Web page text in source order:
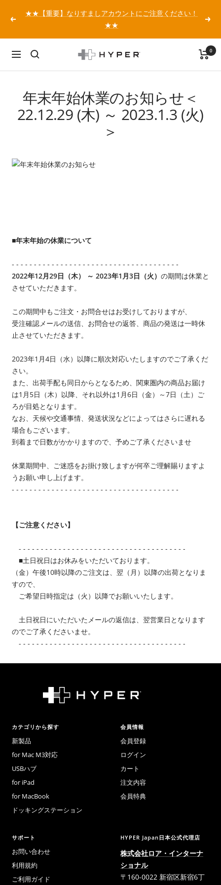
ン
戻
★★【重要】なりすましアカウントにご注意ください！
★★
次
ナ
HYPER
式
サ
イ
ト
0
年末年始休業のお知らせ＜
22.12.29 (木) ～ 2023.1.3 (火)
＞
■年末年始の休業について
- - - - - - - - - - - - - - - - - - - - - - - - - - - - - - - - - - - - - -
2022年12月29日（木） ～ 2023年1月3日（火） の期間は休業と
させていただきます。
この期間中もご注文・お問合せはお受けしておりますが、
受注確認メールの送信、お問合せの返答、商品の発送は一時休
止させていただきます。
2023年1月4日（水）以降に順次対応いたしますのでご了承くだ
さい。
また、出荷手配も同日からとなるため、関東圏内の商品お届け
は1月5日（木）以降、それ以外は1月6日（金）～7日（土）ご
ろが目処となります。
なお、天候や交通事情、発送状況などによってはさらに遅れる
場合もございます。
到着まで日数がかかりますので、予めご了承くださいませ
休業期間中、ご迷惑をお掛け致しますが何卒ご理解賜りますよ
うお願い申し上げます。
- - - - - - - - - - - - - - - - - - - - - - - - - - - - - - - - - - - - - -
【ご注意ください】
- - - - - - - - - - - - - - - - - - - - - - - - - - - - - - - - - - - - - -
■土日祝日はお休みをいただいております。
（金）午後10時以降のご注文は、翌（月）以降の出荷となりま
すので、
ご希望日時指定は（火）以降でお願いいたします。
土日祝日にいただいたメールの返信は、翌営業日となります
のでご了承くださいませ。
- - - - - - - - - - - - - - - - - - - - - - - - - - - - - - - - - - - - - -
カテゴリから探す
新製品
for Mac M3対応
USBハブ
for iPad
for MacBook
ドッキングステーション
会員情報
会員登録
ログイン
カート
注文内容
会員特典
サポート
お問い合わせ
利用規約
ご利用ガイド
HYPER Japan日本公式代理店
株式会社ロア・インターナ
ショナル
〒160-0022 新宿区新宿6丁